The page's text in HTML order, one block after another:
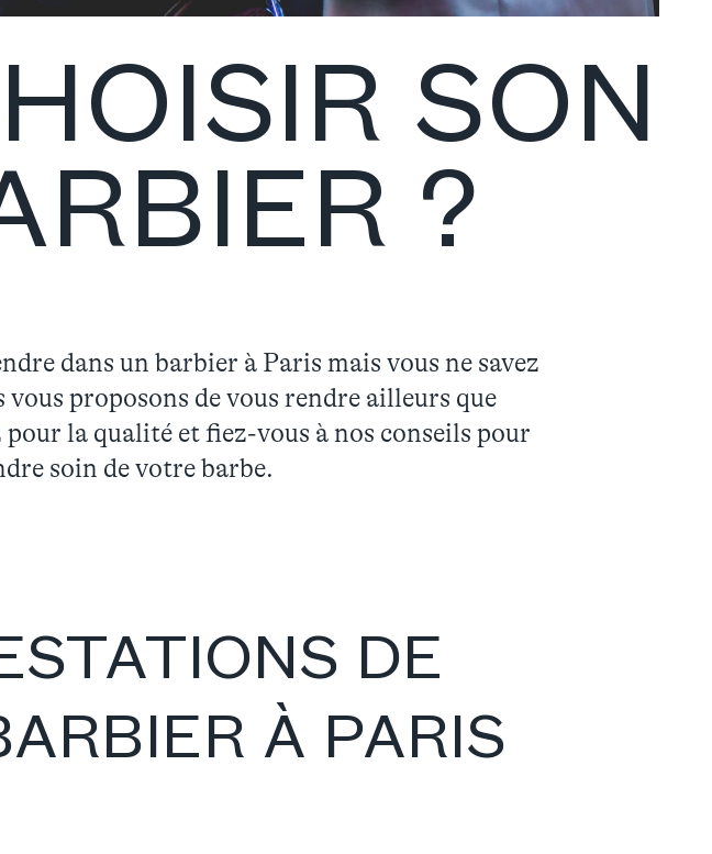
SON
?
dans un barbier à Paris mais vous ne savez
proposons de vous rendre ailleurs que
la qualité et fiez-vous à nos conseils pour
soin de votre barbe.
DE
À PARIS